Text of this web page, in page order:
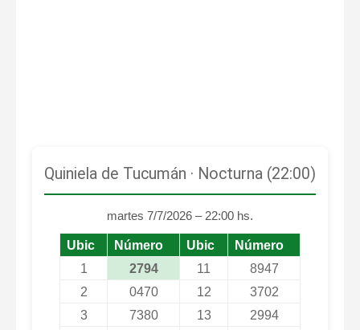
Quiniela de Tucumán · Nocturna (22:00)
martes 7/7/2026 – 22:00 hs.
Ubic Número Ubic
Número
1
2794 11
8947
2
0470 12
3702
3
7380 13
2994